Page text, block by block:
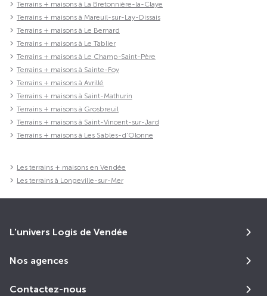
Terrains + maisons à La Bretonnière-la-Claye
Terrains + maisons à Mareuil-sur-Lay-Dissais
Terrains + maisons à Le Bernard
Terrains + maisons à Le Tablier
Terrains + maisons à Le Champ-Saint-Père
Terrains + maisons à Sainte-Foy
Terrains + maisons à Avrillé
Terrains + maisons à Saint-Mathurin
Terrains + maisons à Grosbreuil
Terrains + maisons à Saint-Vincent-sur-Jard
Terrains + maisons à Les Sables-d'Olonne
Les terrains + maisons en Vendée
Les terrains à Longeville-sur-Mer
L'univers Logis de Vendée
Nos agences
Contactez-nous